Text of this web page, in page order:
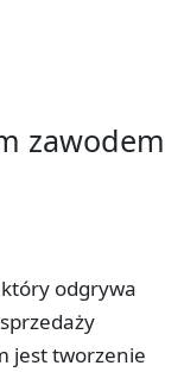
zawodem
odgrywa
jest tworzenie